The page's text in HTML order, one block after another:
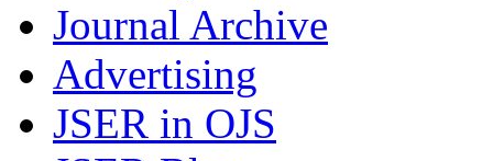
Journal Archive
Advertising
JSER in OJS